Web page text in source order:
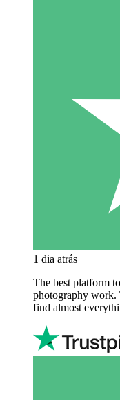
1 dia atrás
The best platform
photography work.
find almost